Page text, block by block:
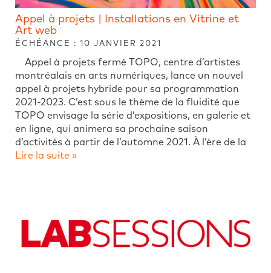
Appel à projets | Installations en Vitrine et
Art web
ÉCHÉANCE : 10 JANVIER 2021
Appel à projets fermé TOPO, centre d’artistes
montréalais en arts numériques, lance un nouvel
appel à projets hybride pour sa programmation
2021-2023. C’est sous le thème de la fluidité que
TOPO envisage la série d’expositions, en galerie et
en ligne, qui animera sa prochaine saison
d’activités à partir de l’automne 2021. À l’ère de la
Lire la suite »